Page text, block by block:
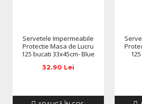
livrate, acestea putand prezenta
pozele si descrierile prezentate pe
modifica in functie de actualizarile
anuntarea prealabila a utilizatorilor.
Servetele Impermeabile
Protectie Masa de Lucru
125 bucati 33x45cm- Blue
32.90 Lei